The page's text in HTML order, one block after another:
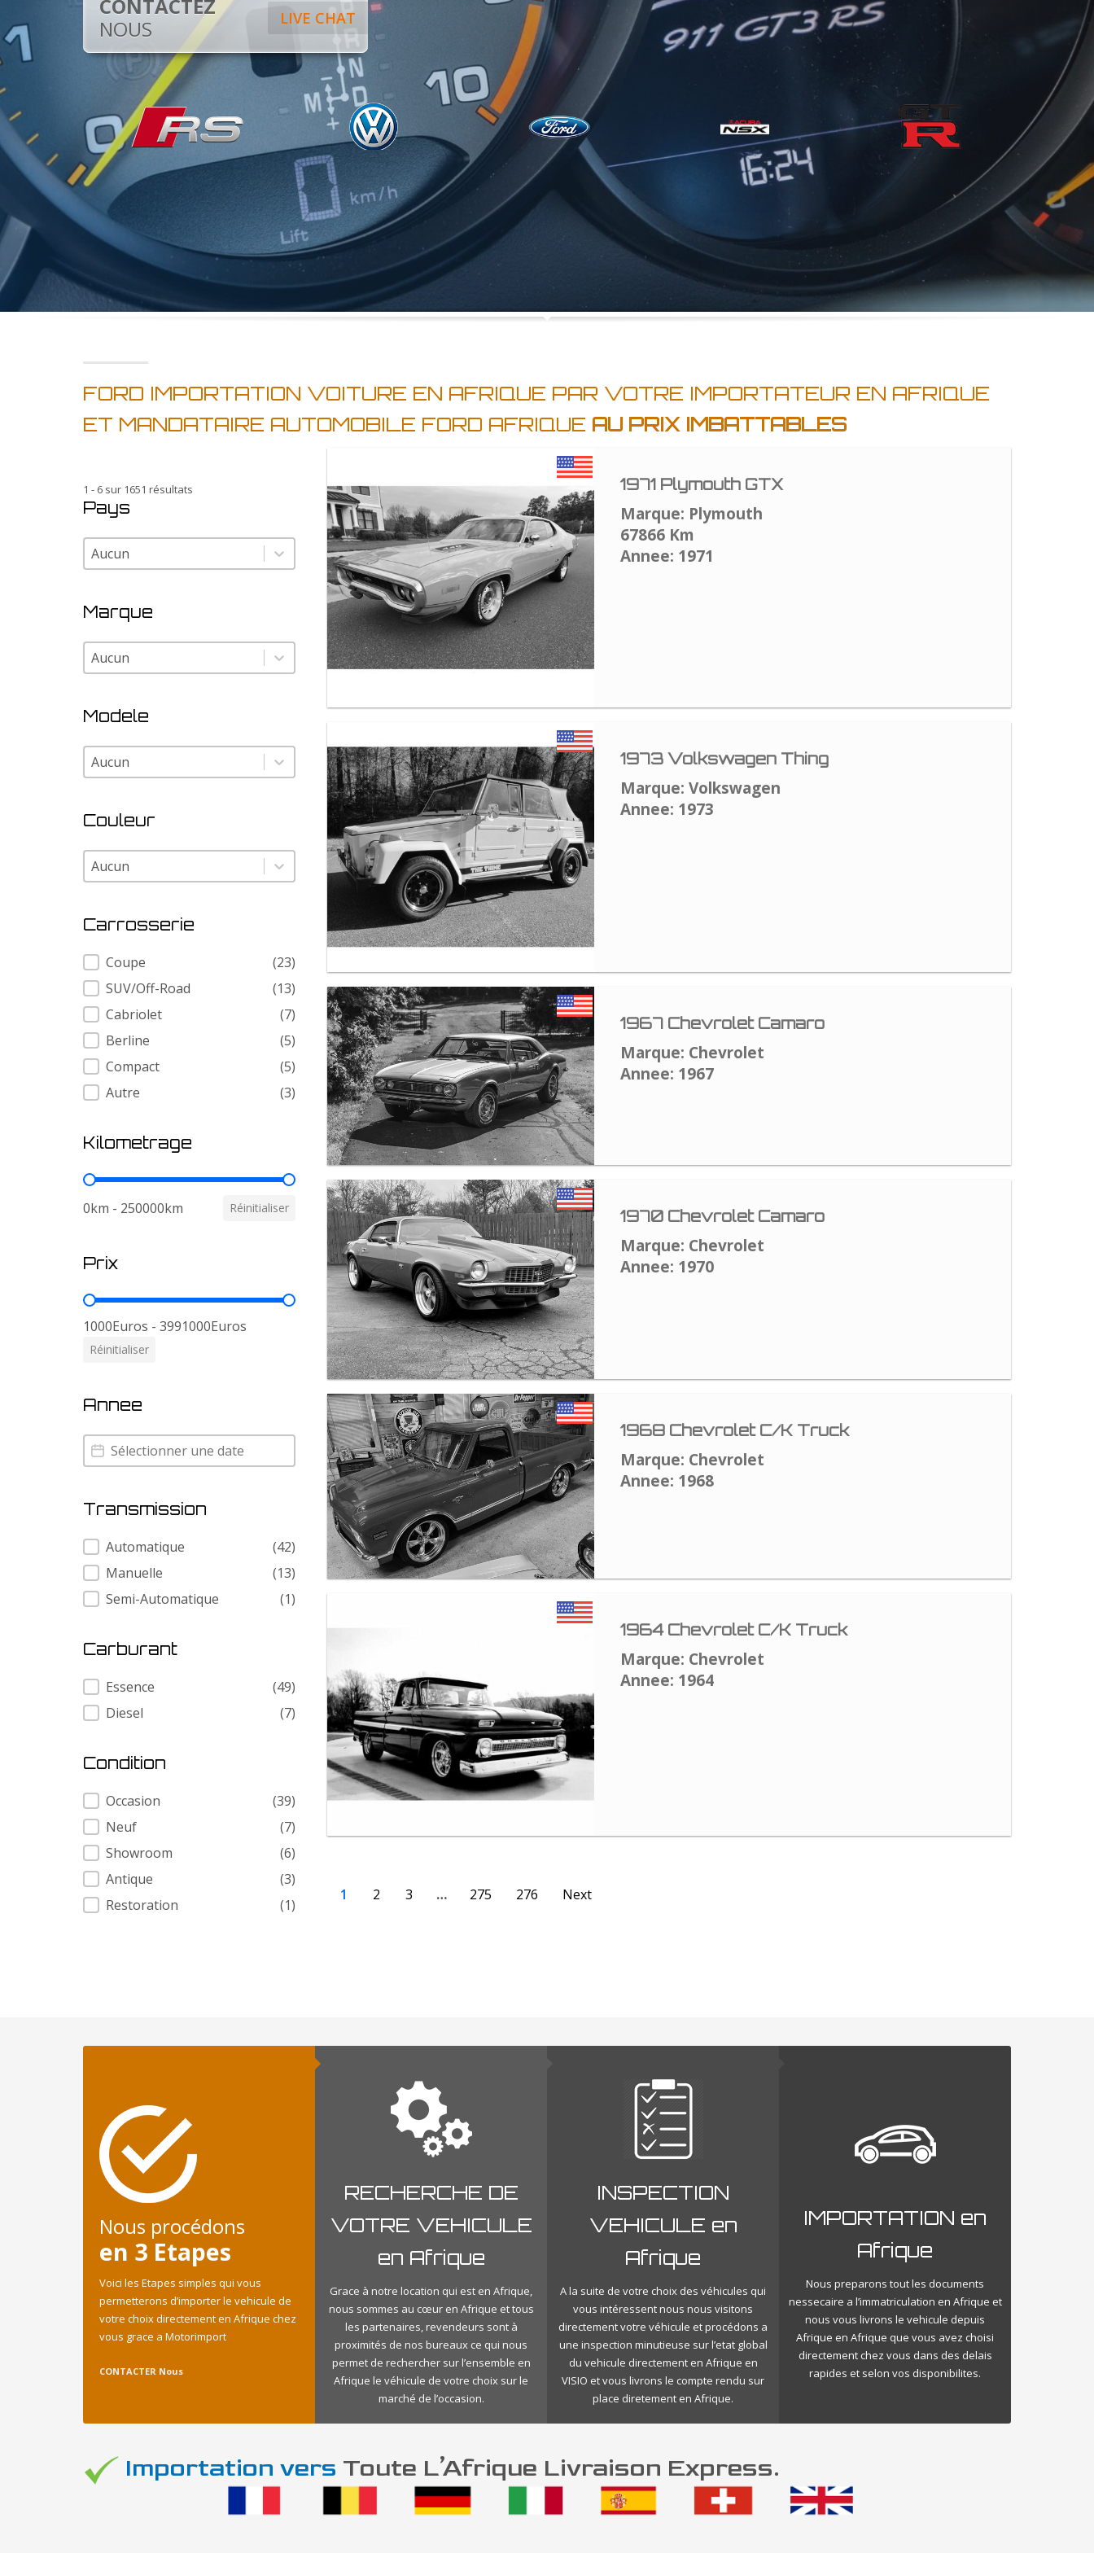
LIVE CHAT
CONTACTEZ
NOUS
FORD IMPORTATION VOITURE EN AFRIQUE PAR VOTRE IMPORTATEUR EN AFRIQUE
ET MANDATAIRE AUTOMOBILE FORD AFRIQUE AU PRIX IMBATTABLES
1 - 6 sur 1651 résultats
Pays
Pays
Pays
Marque
Marque
Marque
Modele
Modele
Modele
Couleur
Couleur
Couleur
Carrosserie
Carrosserie
Coupe
(23)
SUV/Off-Road
(13)
Cabriolet
(7)
Berline
(5)
Compact
(5)
Autre
(3)
Kilometrage
Kilometrage
0km - 250000km Réinitialiser
Prix
Prix
1000Euros - 3991000Euros
Réinitialiser
Annee
Annee
Annee
Transmission
Transmission
Automatique
(42)
Manuelle
(13)
Semi-Automatique
(1)
Carburant
Carburant
Essence
(49)
Diesel
(7)
Condition
Condition
Occasion
(39)
Neuf
(7)
Showroom
(6)
Antique
(3)
Restoration
(1)
1971 Plymouth GTX
Marque: Plymouth
67866 Km
Annee: 1971
1973 Volkswagen Thing
Marque: Volkswagen
Annee: 1973
1967 Chevrolet Camaro
Marque: Chevrolet
Annee: 1967
1970 Chevrolet Camaro
Marque: Chevrolet
Annee: 1970
1968 Chevrolet C/K Truck
Marque: Chevrolet
Annee: 1968
1964 Chevrolet C/K Truck
Marque: Chevrolet
Annee: 1964
1 2 3 … 275 276 Next
Nous procédons
en 3 Etapes
Voici les Etapes simples qui vous
permetterons d’importer le vehicule de
votre choix directement en Afrique chez
vous grace a Motorimport
CONTACTER Nous
RECHERCHE DE
VOTRE VEHICULE
en Afrique
Grace à notre location qui est en Afrique,
nous sommes au cœur en Afrique et tous
les partenaires, revendeurs sont à
proximités de nos bureaux ce qui nous
permet de rechercher sur l’ensemble en
Afrique le véhicule de votre choix sur le
marché de l’occasion.
INSPECTION
VEHICULE en
Afrique
A la suite de votre choix des véhicules qui
vous intéressent nous nous visitons
directement votre véhicule et procédons a
une inspection minutieuse sur l’etat global
du vehicule directement en Afrique en
VISIO et vous livrons le compte rendu sur
place diretement en Afrique.
IMPORTATION en
Afrique
Nous preparons tout les documents
nessecaire a l’immatriculation en Afrique et
nous vous livrons le vehicule depuis
Afrique en Afrique que vous avez choisi
directement chez vous dans des delais
rapides et selon vos disponibilites.
Importation vers Toute L’Afrique Livraison Express.